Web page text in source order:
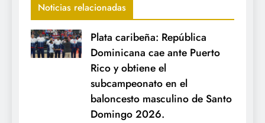
Noticias relacionadas
Plata caribeña: República
Dominicana cae ante Puerto
Rico y obtiene el
subcampeonato en el
baloncesto masculino de Santo
Domingo 2026.